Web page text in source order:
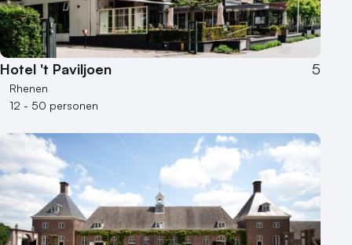
Hotel 't Paviljoen 5
Rhenen
12 - 50 personen